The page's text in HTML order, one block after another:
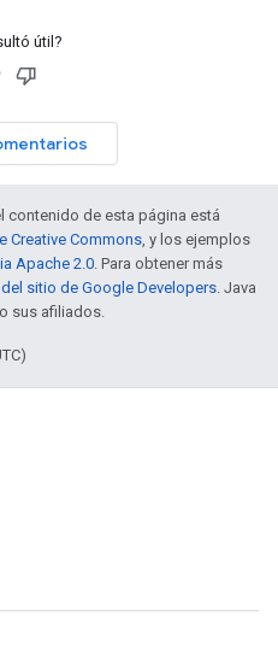
útil?
contenido de esta página está
Creative Commons, y los ejemplos
Apache 2.0. Para obtener más
sitio de Google Developers. Java
sus afiliados.